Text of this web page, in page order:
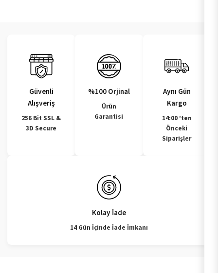
Güvenli
Alışveriş
256 Bit SSL &
3D Secure
%100 Orjinal
Ürün
Garantisi
Aynı Gün
Kargo
14:00 ’ten
Önceki
Siparişler
Kolay İade
14 Gün İçinde İade İmkanı